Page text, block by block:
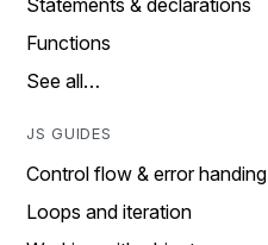
Statements & declarations
Functions
See all…
JS GUIDES
Control flow & error handing
Loops and iteration